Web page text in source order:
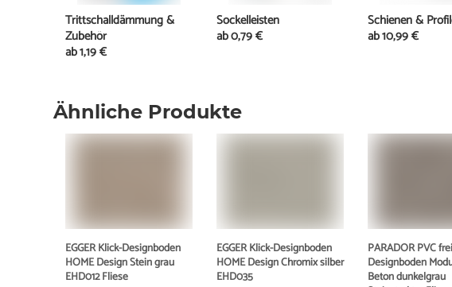
Ähnliche Produkte
EGGER Klick-Designboden
HOME Design Stein grau
EHD012 Fliese
EGGER Klick-Designboden
HOME Design Chromix silber
EHD035
PARADOR PVC
Designboden
Beton dunkelgrau
Trittschalldämmung &
Zubehör
ab1,19 €
Sockelleisten
ab0,79 €
Schienen &
ab10,99 €